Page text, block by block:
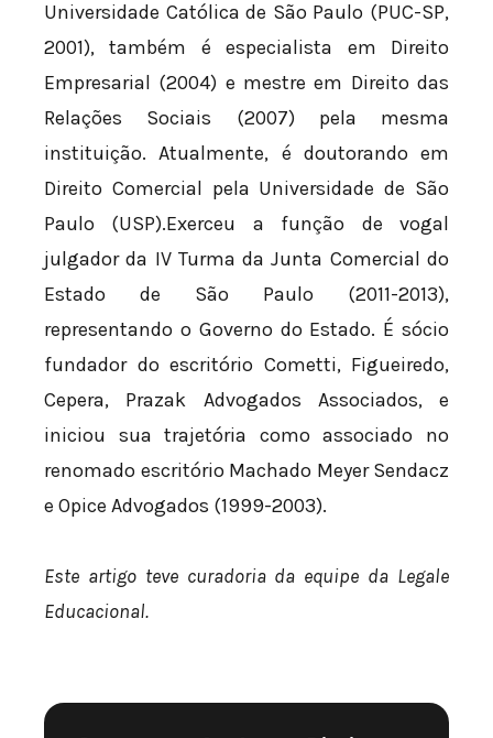
Universidade Católica de São Paulo (PUC-SP,
2001), também é especialista em Direito
Empresarial (2004) e mestre em Direito das
Relações Sociais (2007) pela mesma
instituição. Atualmente, é doutorando em
Direito Comercial pela Universidade de São
Paulo (USP).Exerceu a função de vogal
julgador da IV Turma da Junta Comercial do
Estado de São Paulo (2011-2013),
representando o Governo do Estado. É sócio
fundador do escritório Cometti, Figueiredo,
Cepera, Prazak Advogados Associados, e
iniciou sua trajetória como associado no
renomado escritório Machado Meyer Sendacz
e Opice Advogados (1999-2003).
Este artigo teve curadoria da equipe da Legale
Educacional.